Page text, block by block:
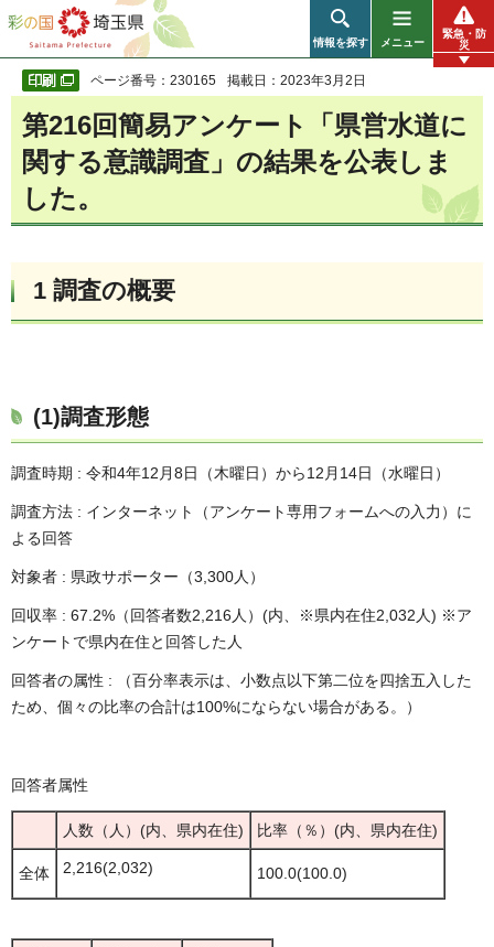
彩の国 埼玉県
情報を探す メニュー
緊急・防
災
ページ番号：230165 掲載日：2023年3月2日
第216回簡易アンケート「県営水道に
関する意識調査」の結果を公表しま
した。
1 調査の概要
(1)調査形態
調査時期 : 令和4年12⽉8⽇（⽊曜⽇）から12⽉14⽇（⽔曜⽇）
調査⽅法 : インターネット（アンケート専⽤フォームへの⼊⼒）に
よる回答
対象者 : 県政サポーター（3,300人）
回収率 : 67.2%（回答者数2,216人）(内、※県内在住2,032人) ※ア
ンケートで県内在住と回答した人
回答者の属性 : （百分率表⽰は、⼩数点以下第⼆位を四捨五⼊した
ため、個々の⽐率の合計は100%にならない場合がある。）
回答者属性
人数（人）(内、県内在住) 比率（％）(内、県内在住)
全体 2,216(2,032) 100.0(100.0)